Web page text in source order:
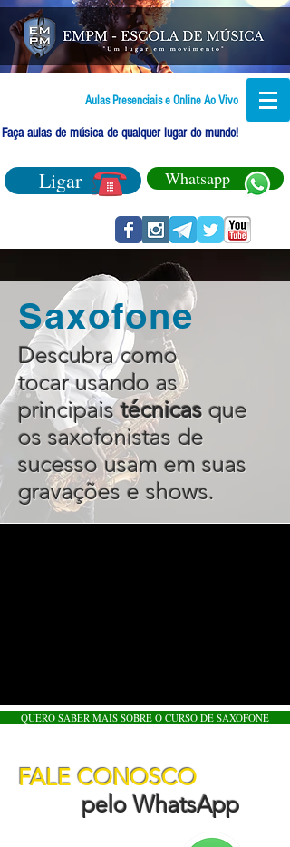
Aulas Presenciais e Online Ao Vivo
Faça aulas de música de qualquer lugar do mundo!
Ligar Whatsapp
Saxofone
Descubra como
tocar usando as
principaistécnicas que
os saxofonistas de
sucesso usam em suas
gravações e shows.
QUERO SABER MAIS SOBRE O CURSO DE SAXOFONE
FALE CONOSCO
pelo WhatsApp